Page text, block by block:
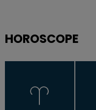
HOROSCOPE